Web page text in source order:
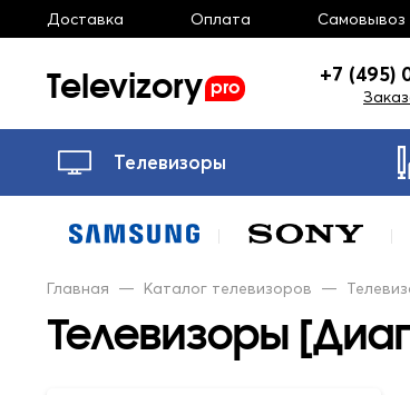
Доставка Оплата Самовывоз
Televizory pro +7 (495)
Телевизоры
Главная — Каталог телевизоров —
Телевизоры